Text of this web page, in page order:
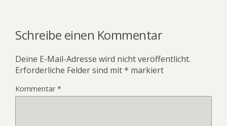
Schreibe einen Kommentar
Deine E-Mail-Adresse wird nicht veröffentlicht.
Erforderliche Felder sind mit* markiert
Kommentar*